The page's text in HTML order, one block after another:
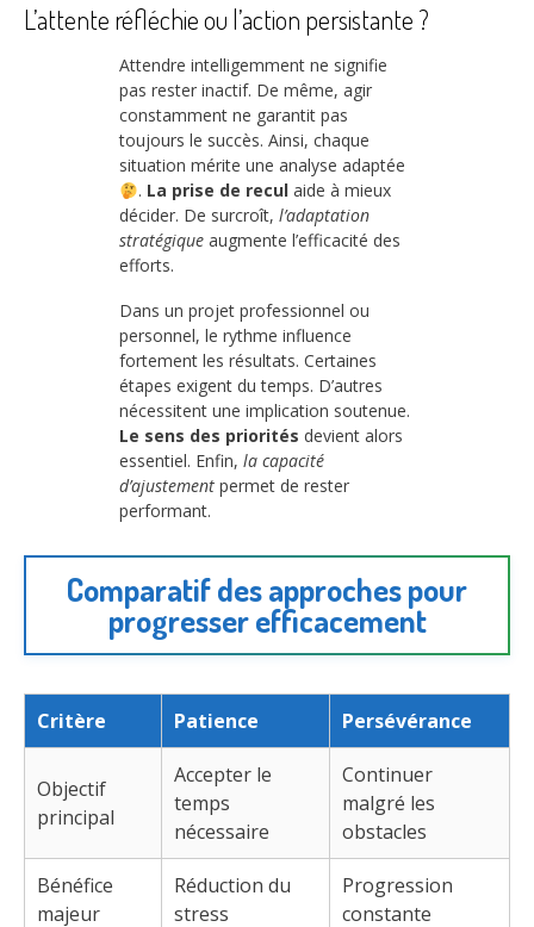
L’attente réfléchie ou l’action persistante ?
Attendre intelligemment ne signifie
pas rester inactif. De même, agir
constamment ne garantit pas
toujours le succès. Ainsi, chaque
situation mérite une analyse adaptée
. La prise de reculaide à mieux
décider. De surcroît, l’adaptation
stratégique augmente l’efficacité des
efforts.
Dans un projet professionnel ou
personnel, le rythme influence
fortement les résultats. Certaines
étapes exigent du temps. D’autres
nécessitent une implication soutenue.
Le sens des priorités devient alors
essentiel. Enfin, la capacité
d’ajustement permet de rester
performant.
Comparatif des approches pour
progresser efficacement
Critère Patience Persévérance
Objectif
principal
Accepter le
temps
nécessaire
Continuer
malgré les
obstacles
Bénéfice
majeur
Réduction du
stress
Progression
constante